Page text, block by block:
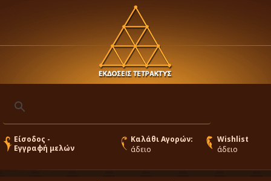
Είσοδος -
Εγγραφή μελών
Καλάθι Αγορών:
άδειο
Wishlist
άδειο